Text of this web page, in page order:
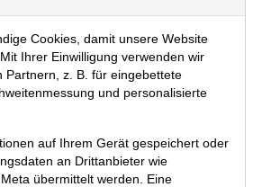
Xiaomi:
und Turnaround
News!
| P. Uhlschmied
Cookies, damit unsere Website
Ihrer Einwilligung verwenden wir
Partnern, z. B. für eingebettete
und personalisierte
auf Ihrem Gerät gespeichert oder
an Drittanbieter wie
übermittelt werden. Eine